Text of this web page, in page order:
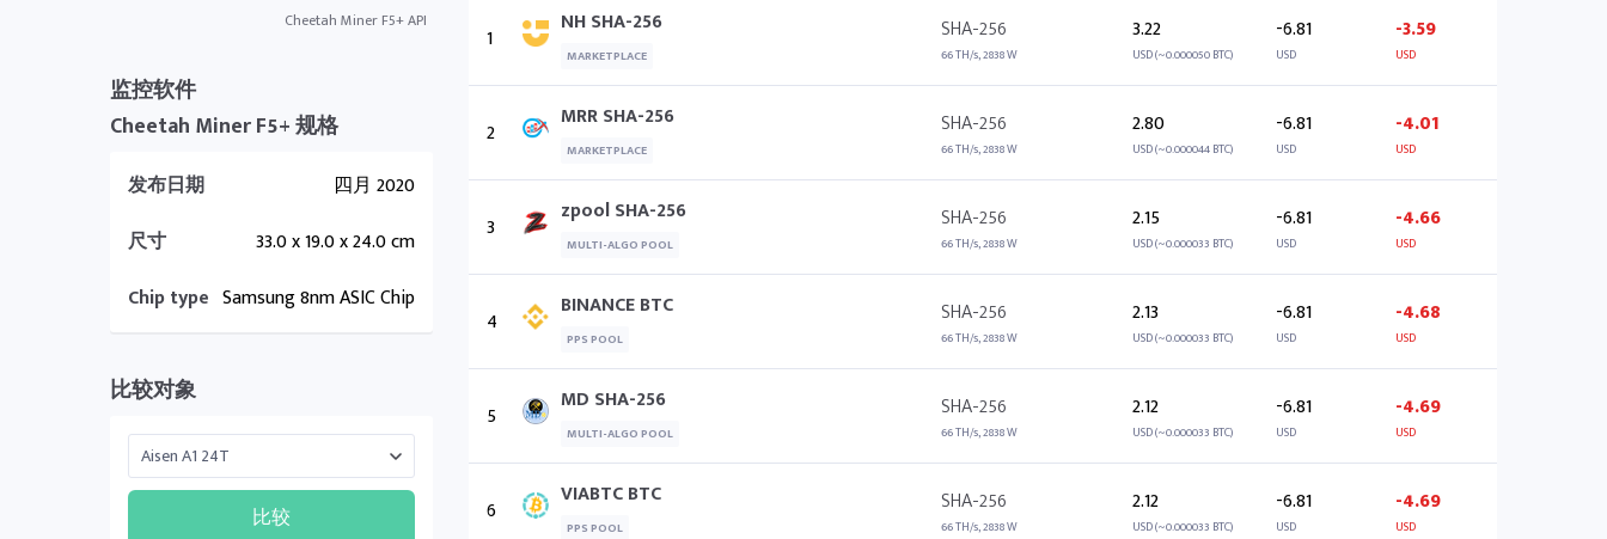
Cheetah Miner F5+ API
监控软件
Cheetah Miner F5+ 规格
发布日期
四月 2020
尺寸
33.0 x 19.0 x 24.0 cm
Chip type Samsung 8nm ASIC Chip
比较对象
比较
1 NH SHA-256
MARKETPLACE
SHA-256
66 TH/s, 2838 W
3.22
USD (~0.000050 BTC)
-6.81
USD
-3.59
USD
2 MRR SHA-256
MARKETPLACE
SHA-256
66 TH/s, 2838 W
2.80
USD (~0.000044 BTC)
-6.81
USD
-4.01
USD
3 zpool SHA-256
MULTI-ALGO POOL
SHA-256
66 TH/s, 2838 W
2.15
USD (~0.000033 BTC)
-6.81
USD
-4.66
USD
4 BINANCE BTC
PPS POOL
SHA-256
66 TH/s, 2838 W
2.13
USD (~0.000033 BTC)
-6.81
USD
-4.68
USD
5 MD SHA-256
MULTI-ALGO POOL
SHA-256
66 TH/s, 2838 W
2.12
USD (~0.000033 BTC)
-6.81
USD
-4.69
USD
6 VIABTC BTC
PPS POOL
SHA-256
66 TH/s, 2838 W
2.12
USD (~0.000033 BTC)
-6.81
USD
-4.69
USD